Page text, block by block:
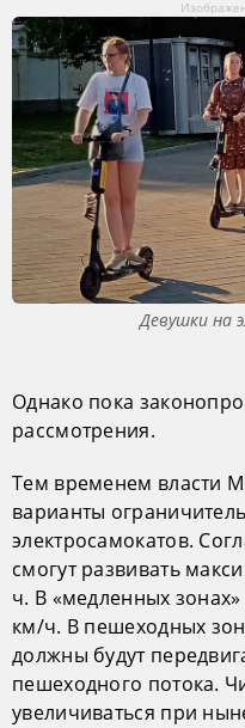
Девушки на
Однако пока
рассмотрения.
Тем временем власти
варианты
электросамокатов.
смогут развивать
ч. В «медленных зонах»
км/ч. В пешеходных
должны будут
пешеходного потока.
увеличиваться при